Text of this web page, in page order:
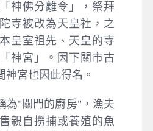
神佛分離令」，祭拜
寺被改為天皇社，之
皇室祖先、天皇的寺
神宮」。因下關市古
神宮也因此得名。
為"關門的廚房"，漁夫
親自撈捕或養殖的魚